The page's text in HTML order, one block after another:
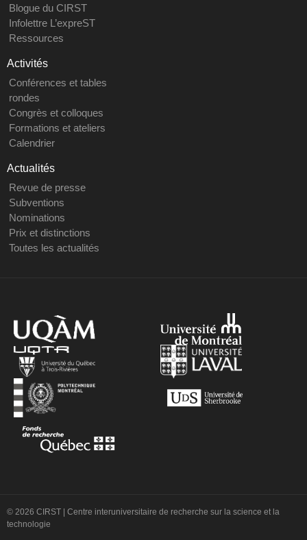
Blogue du CIRST
Infolettre L’expreST
Ressources
Activités
Conférences et tables
rondes
Congrès et colloques
Formations et ateliers
Calendrier
Actualités
Revue de presse
Subventions
Nominations
Prix et distinctions
Toutes les actualités
© 2026 CIRST | Centre interuniversitaire de recherche sur la science et la
technologie